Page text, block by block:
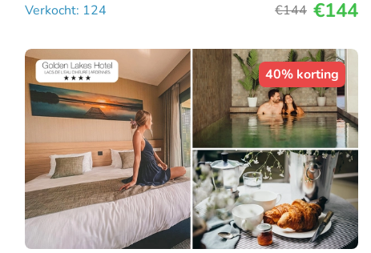
Verkocht: 124
€144 €144
40% korting